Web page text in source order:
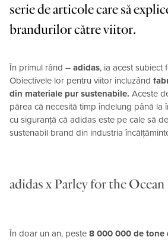
serie de articole care să
brandurilor către viitor.
În primul rând – adidas, ia acest subiect
Obiectivele lor pentru viitor incluzând
din materiale pur sustenabile. Aceste
părea că necesită timp îndelung până la
cu siguranță că adidas este pe cale să
sustenabil brand din industria
adidas x Parley for the Ocean
În doar un an, peste 8 000 000 de tone